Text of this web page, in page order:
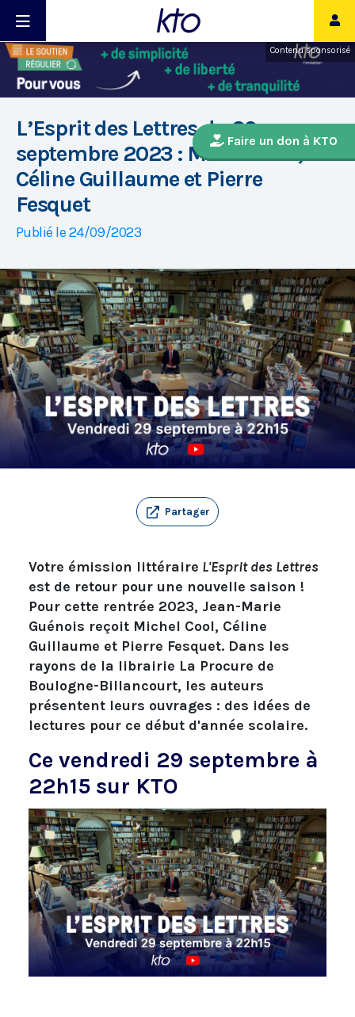
Contenu sponsorisé
Faire un don à KTO
L’Esprit des Lettres du 29
septembre 2023 : Michel Cool,
Céline Guillaume et Pierre
Fesquet
Publié le 24/09/2023
Partager
Votre émission littéraire L'Esprit des Lettres
est de retour pour une nouvelle saison !
Pour cette rentrée 2023, Jean-Marie
Guénois reçoit Michel Cool, Céline
Guillaume et Pierre Fesquet. Dans les
rayons de la librairie La Procure de
Boulogne-Billancourt, les auteurs
présentent leurs ouvrages : des idées de
lectures pour ce début d'année scolaire.
Ce vendredi 29 septembre à
22h15 sur KTO